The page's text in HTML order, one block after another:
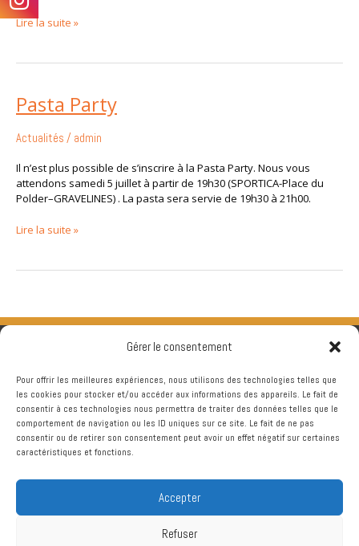
Gérer le consentement
Pour offrir les meilleures expériences, nous utilisons des technologies telles que
les cookies pour stocker et/ou accéder aux informations des appareils. Le fait de
consentir à ces technologies nous permettra de traiter des données telles que le
comportement de navigation ou les ID uniques sur ce site. Le fait de ne pas
consentir ou de retirer son consentement peut avoir un effet négatif sur certaines
caractéristiques et fonctions.
Accepter
Refuser
Lire la suite »
Pasta Party
Actualités / admin
Il n’est plus possible de s’inscrire à la Pasta Party. Nous vous
attendons samedi 5 juillet à partir de 19h30 (SPORTICA-Place du
Polder–GRAVELINES) . La pasta sera servie de 19h30 à 21h00.
Pasta
Party
Lire la suite »